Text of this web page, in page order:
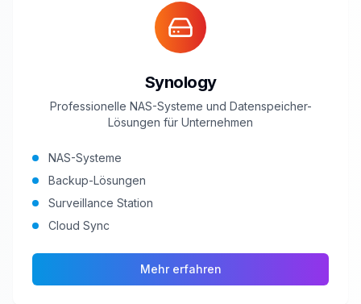
Synology
Professionelle NAS-Systeme und Datenspeicher-
Lösungen für Unternehmen
NAS-Systeme
Backup-Lösungen
Surveillance Station
Cloud Sync
Mehr erfahren